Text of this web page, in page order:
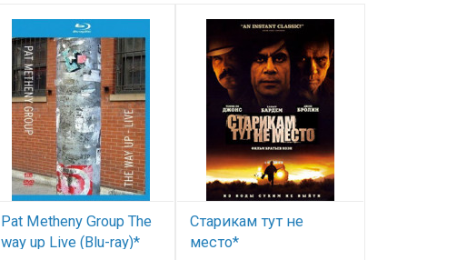
Pat Metheny Group The
way up Live (Blu-ray)*
Старикам тут не
место*